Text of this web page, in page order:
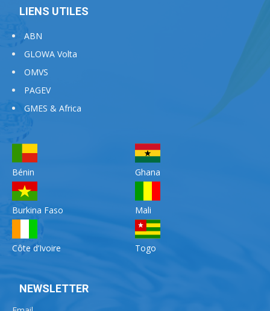
LIENS UTILES
ABN
GLOWA Volta
OMVS
PAGEV
GMES & Africa
Bénin
Burkina Faso
Côte d’Ivoire
Ghana
Mali
Togo
NEWSLETTER